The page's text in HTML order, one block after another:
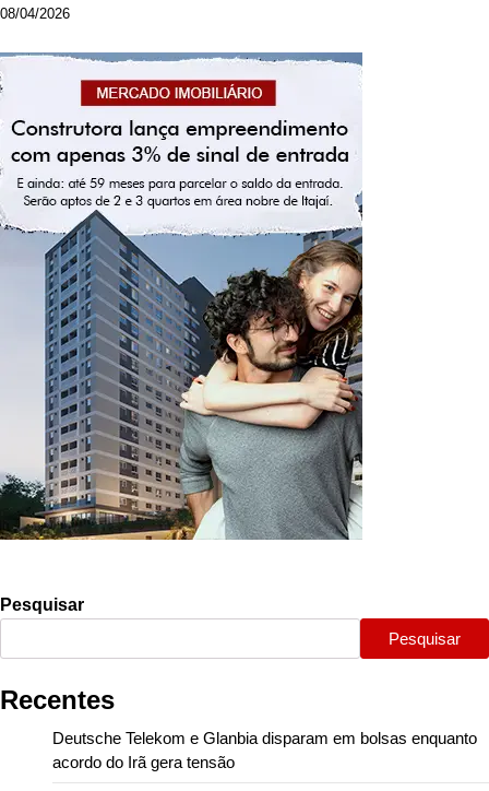
08/04/2026
Pesquisar
Pesquisar
Recentes
Deutsche Telekom e Glanbia disparam em bolsas enquanto
acordo do Irã gera tensão